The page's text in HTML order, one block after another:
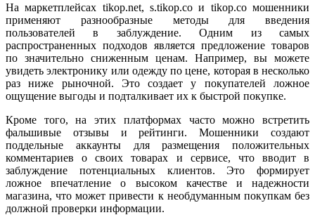
На маркетплейсах tikop.net, s.tikop.co и tikop.co мошенники
применяют разнообразные методы для введения
пользователей в заблуждение. Одним из самых
распространенных подходов является предложение товаров
по значительно сниженным ценам. Например, вы можете
увидеть электронику или одежду по цене, которая в несколько
раз ниже рыночной. Это создает у покупателей ложное
ощущение выгоды и подталкивает их к быстрой покупке.
Кроме того, на этих платформах часто можно встретить
фальшивые отзывы и рейтинги. Мошенники создают
поддельные аккаунты для размещения положительных
комментариев о своих товарах и сервисе, что вводит в
заблуждение потенциальных клиентов. Это формирует
ложное впечатление о высоком качестве и надежности
магазина, что может привести к необдуманным покупкам без
должной проверки информации.